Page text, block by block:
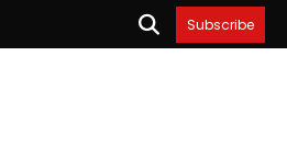
Subscribe